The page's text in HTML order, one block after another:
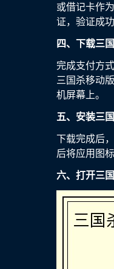
或借记卡作
证，验证成
四、下载三
完成支付方
三国杀移动
机屏幕上。
五、安装三
下载完成后
后将应用图
六、打开三